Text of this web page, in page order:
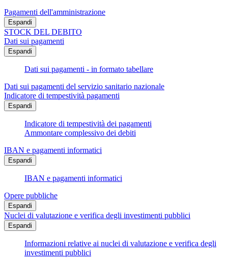
Pagamenti dell'amministrazione
Espandi
STOCK DEL DEBITO
Dati sui pagamenti
Espandi
Dati sui pagamenti - in formato tabellare
Dati sui pagamenti del servizio sanitario nazionale
Indicatore di tempestività pagamenti
Espandi
Indicatore di tempestività dei pagamenti
Ammontare complessivo dei debiti
IBAN e pagamenti informatici
Espandi
IBAN e pagamenti informatici
Opere pubbliche
Espandi
Nuclei di valutazione e verifica degli investimenti pubblici
Espandi
Informazioni relative ai nuclei di valutazione e verifica degli
investimenti pubblici